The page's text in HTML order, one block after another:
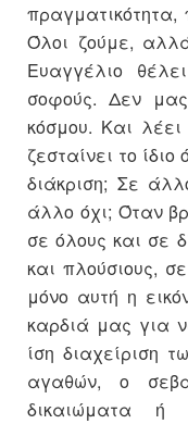
Όλοι ζούμε,
Ευαγγέλιο
σοφούς. Δεν
κόσμου. Και
ζεσταίνει το
διάκριση; Σε
άλλο όχι; Όταν
σε όλους και σε
και πλούσιους,
μόνο αυτή η
καρδιά μας για
ίση διαχείριση
αγαθών, ο
δικαιώματα ή